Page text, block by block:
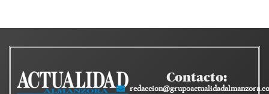
Contacto: